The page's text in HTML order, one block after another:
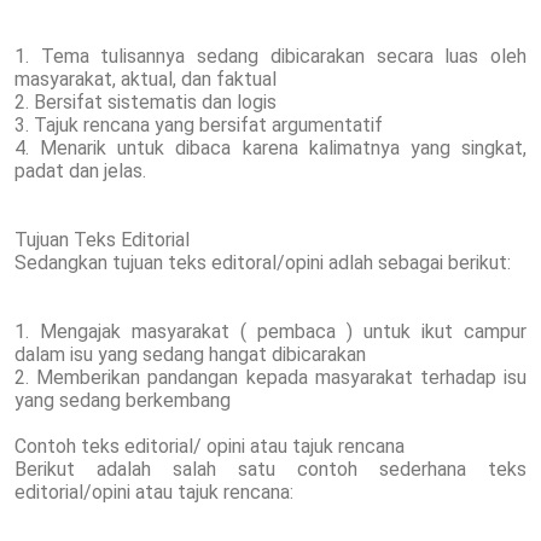
1. Tema tulisannya sedang dibicarakan secara luas oleh
masyarakat, aktual, dan faktual
2. Bersifat sistematis dan logis
3. Tajuk rencana yang bersifat argumentatif
4. Menarik untuk dibaca karena kalimatnya yang singkat,
padat dan jelas.
Tujuan Teks Editorial
Sedangkan tujuan teks editoral/opini adlah sebagai berikut:
1. Mengajak masyarakat ( pembaca ) untuk ikut campur
dalam isu yang sedang hangat dibicarakan
2. Memberikan pandangan kepada masyarakat terhadap isu
yang sedang berkembang
Contoh teks editorial/ opini atau tajuk rencana
Berikut adalah salah satu contoh sederhana teks
editorial/opini atau tajuk rencana: